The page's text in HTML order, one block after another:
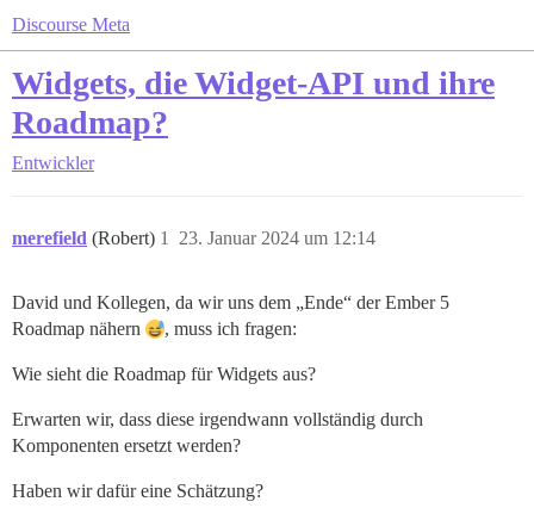
Discourse Meta
Widgets, die Widget-API und ihre
Roadmap?
Entwickler
merefield (Robert) 23. Januar 2024 um 12:14
1
David und Kollegen, da wir uns dem „Ende“ der Ember 5
Roadmap nähern
, muss ich fragen:
Wie sieht die Roadmap für Widgets aus?
Erwarten wir, dass diese irgendwann vollständig durch
Komponenten ersetzt werden?
Haben wir dafür eine Schätzung?